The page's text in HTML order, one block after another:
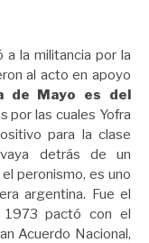
la militancia por la
al acto en apoyo
de Mayo es del
por las cuales Yofra
para la clase
detrás de un
peronismo, es uno
argentina. Fue el
1973 pactó con el
Acuerdo Nacional,